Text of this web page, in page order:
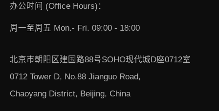
办公时间 (Office Hours)：
周一至周五 Mon.- Fri. 09:00 - 18:00
北京市朝阳区建国路88号SOHO现代城D座0712室
0712 Tower D, No.88 Jianguo Road,
Chaoyang District, Beijing, China